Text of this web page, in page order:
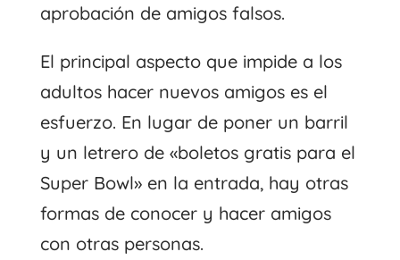
aprobación de amigos falsos.
El principal aspecto que impide a los
adultos hacer nuevos amigos es el
esfuerzo. En lugar de poner un barril
y un letrero de «boletos gratis para el
Super Bowl» en la entrada, hay otras
formas de conocer y hacer amigos
con otras personas.